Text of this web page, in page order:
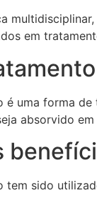
em
uma forma
absorvido
tem sido